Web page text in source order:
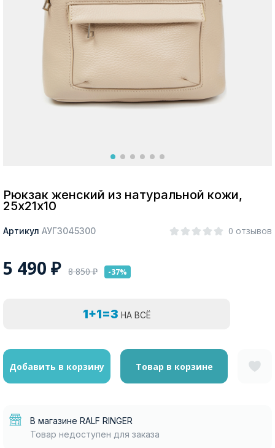
Москва
Рюкзак женский из натуральной кожи,
25х21х10
Артикул АУГЗ045300 0 отзывов
5 490 ₽ 8 850₽ -37%
1+1=3 НА ВСЁ
Добавить в корзину Товар в корзине
В магазине RALF RINGER
Товар недоступен для заказа